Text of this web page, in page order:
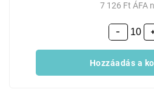
7 126 Ft ÁFA
−
Hozzáadás a